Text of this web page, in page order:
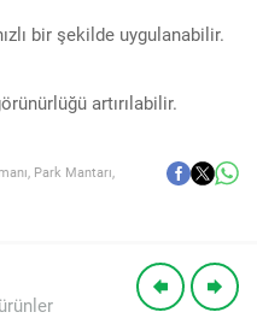
bir şekilde uygulanabilir.
artırılabilir.
Park Mantarı